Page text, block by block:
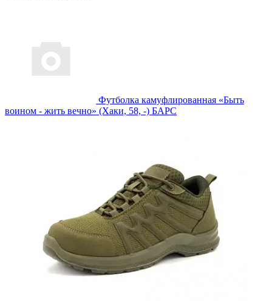
Футболка камуфлированная «Быть
воином - жить вечно» (Хаки, 58, -) БАРС